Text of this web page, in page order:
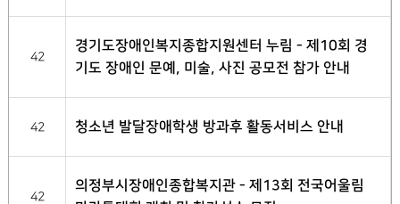
42
경기도장애인복지종합지원센터 누림 - 제10회 경
기도 장애인 문예, 미술, 사진 공모전 참가 안내
42 청소년 발달장애학생 방과후 활동서비스 안내
42
의정부시장애인종합복지관 - 제13회 전국어울림